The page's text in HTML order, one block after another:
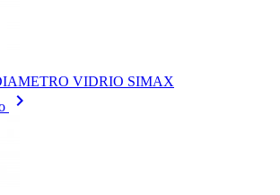
VIDRIO SIMAX
keyboard_arrow_right